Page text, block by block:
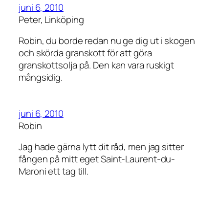
juni 6, 2010
Peter, Linköping
Robin, du borde redan nu ge dig ut i skogen
och skörda granskott för att göra
granskottsolja på. Den kan vara ruskigt
mångsidig.
juni 6, 2010
Robin
Jag hade gärna lytt dit råd, men jag sitter
fången på mitt eget Saint-Laurent-du-
Maroni ett tag till.